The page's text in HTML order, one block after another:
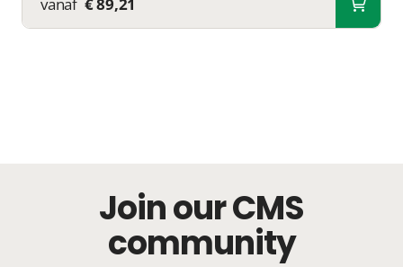
Join our CMS
community